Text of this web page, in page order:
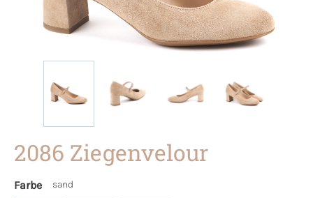
2086 Ziegenvelour
Farbe sand